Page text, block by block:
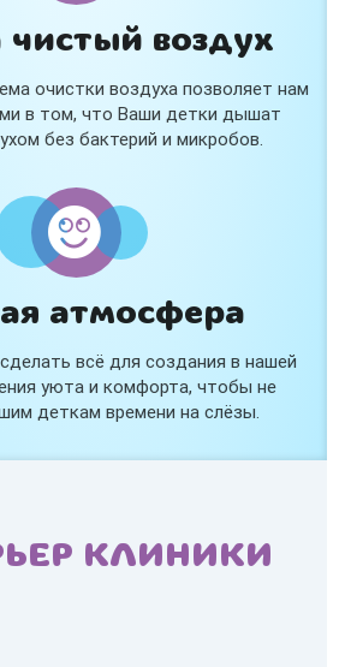
чистый воздух
очистки воздуха позволяет нам
в том, что Ваши детки дышат
без бактерий и микробов.
атмосфера
всё для создания в нашей
уюта и комфорта, чтобы не
деткам времени на слёзы.
КЛИНИКИ